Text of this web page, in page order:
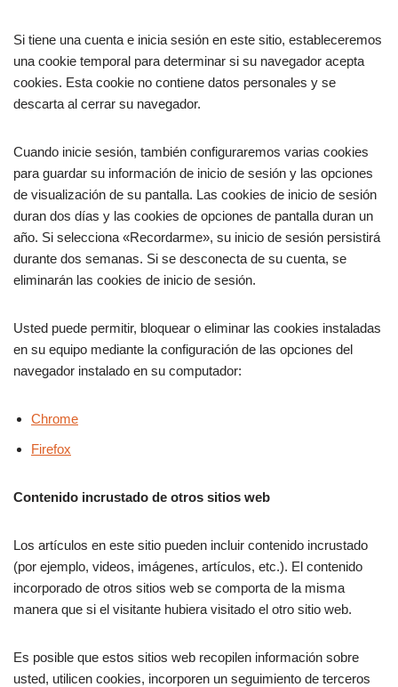
Si tiene una cuenta e inicia sesión en este sitio, estableceremos
una cookie temporal para determinar si su navegador acepta
cookies. Esta cookie no contiene datos personales y se
descarta al cerrar su navegador.
Cuando inicie sesión, también configuraremos varias cookies
para guardar su información de inicio de sesión y las opciones
de visualización de su pantalla. Las cookies de inicio de sesión
duran dos días y las cookies de opciones de pantalla duran un
año. Si selecciona «Recordarme», su inicio de sesión persistirá
durante dos semanas. Si se desconecta de su cuenta, se
eliminarán las cookies de inicio de sesión.
Usted puede permitir, bloquear o eliminar las cookies instaladas
en su equipo mediante la configuración de las opciones del
navegador instalado en su computador:
Chrome
Firefox
Contenido incrustado de otros sitios web
Los artículos en este sitio pueden incluir contenido incrustado
(por ejemplo, videos, imágenes, artículos, etc.). El contenido
incorporado de otros sitios web se comporta de la misma
manera que si el visitante hubiera visitado el otro sitio web.
Es posible que estos sitios web recopilen información sobre
usted, utilicen cookies, incorporen un seguimiento de terceros